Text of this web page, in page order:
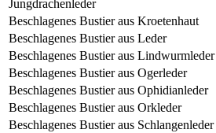
Jungdrachenleder
Beschlagenes Bustier aus Kroetenhaut
Beschlagenes Bustier aus Leder
Beschlagenes Bustier aus Lindwurmleder
Beschlagenes Bustier aus Ogerleder
Beschlagenes Bustier aus Ophidianleder
Beschlagenes Bustier aus Orkleder
Beschlagenes Bustier aus Schlangenleder